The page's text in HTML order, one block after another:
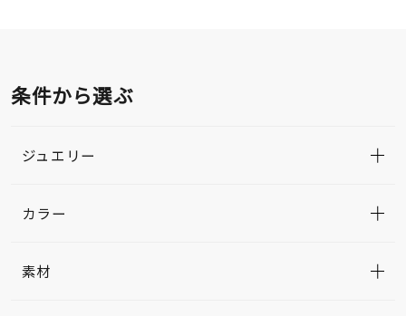
条件から選ぶ
ジュエリー
カラー
素材